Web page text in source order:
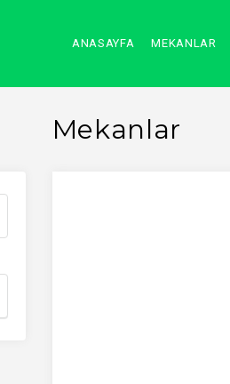
ANASAYFA MEKANLAR
Mekanlar